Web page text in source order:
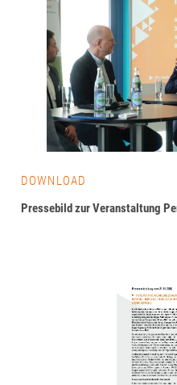
DOWNLOAD
Pressebild zur Veranstaltung